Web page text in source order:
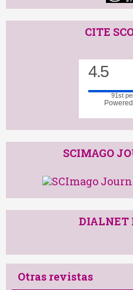
CITE
4.5
91st
SCIMAGO
DIALNET
Otras revistas